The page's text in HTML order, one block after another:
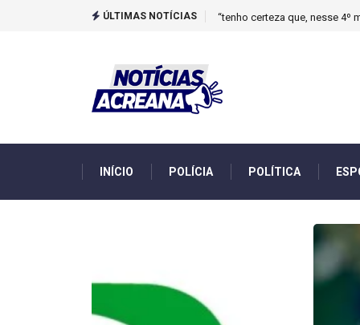
ÚLTIMAS NOTÍCIAS Novo boletim indica El Niño
INÍCIO POLÍCIA POLÍTICA